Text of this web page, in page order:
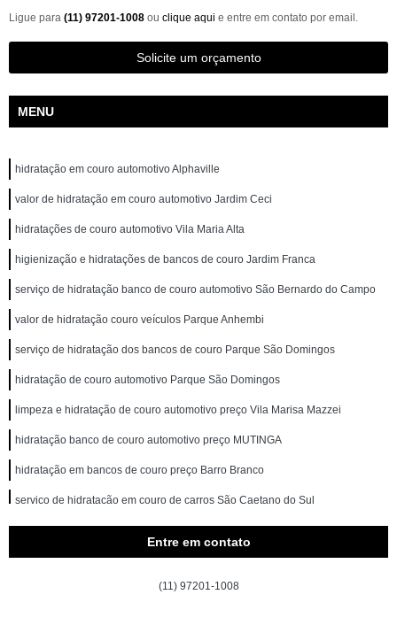
Ligue para (11) 97201-1008 ou clique aqui e entre em contato por email.
Solicite um orçamento
MENU
hidratação em couro automotivo Alphaville
valor de hidratação em couro automotivo Jardim Ceci
hidratações de couro automotivo Vila Maria Alta
higienização e hidratações de bancos de couro Jardim Franca
serviço de hidratação banco de couro automotivo São Bernardo do Campo
valor de hidratação couro veículos Parque Anhembi
serviço de hidratação dos bancos de couro Parque São Domingos
hidratação de couro automotivo Parque São Domingos
limpeza e hidratação de couro automotivo preço Vila Marisa Mazzei
hidratação banco de couro automotivo preço MUTINGA
hidratação em bancos de couro preço Barro Branco
serviço de hidratação em couro de carros São Caetano do Sul
limpeza e hidratações de couro automotivo Brasilândia
valor de hidratação banco de couro automotivo Jardim Antártica
Entre em contato
(11) 97201-1008